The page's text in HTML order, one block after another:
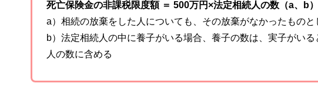
死亡保険金の非課税限度額 ＝ 500万円×法定相続人の数（a、b）
a）相続の放棄をした人についても、その放棄がなかったもの
b）法定相続人の中に養子がいる場合、養子の数は、実子がい
人の数に含める